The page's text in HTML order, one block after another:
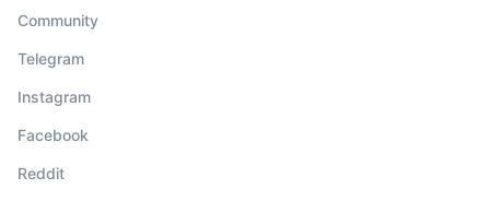
Community
Telegram
Instagram
Facebook
Reddit